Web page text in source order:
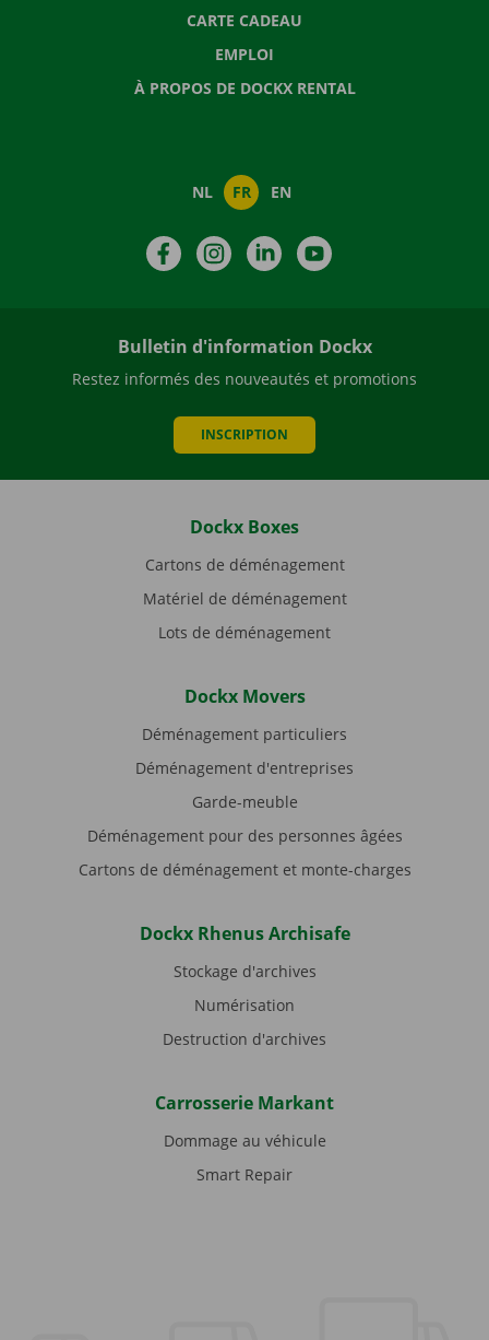
CARTE CADEAU
EMPLOI
À PROPOS DE DOCKX RENTAL
NL FR EN
FacebookInstagramLinkedIn
Bulletin d'information Dockx
Restez informés des nouveautés et promotions
INSCRIPTION
Dockx Boxes
Cartons de déménagement
Matériel de déménagement
Lots de déménagement
Dockx Movers
Déménagement particuliers
Déménagement d'entreprises
Garde-meuble
Déménagement pour des personnes âgées
Cartons de déménagement et monte-charges
Dockx Rhenus Archisafe
Stockage d'archives
Numérisation
Destruction d'archives
Carrosserie Markant
Dommage au véhicule
Smart Repair